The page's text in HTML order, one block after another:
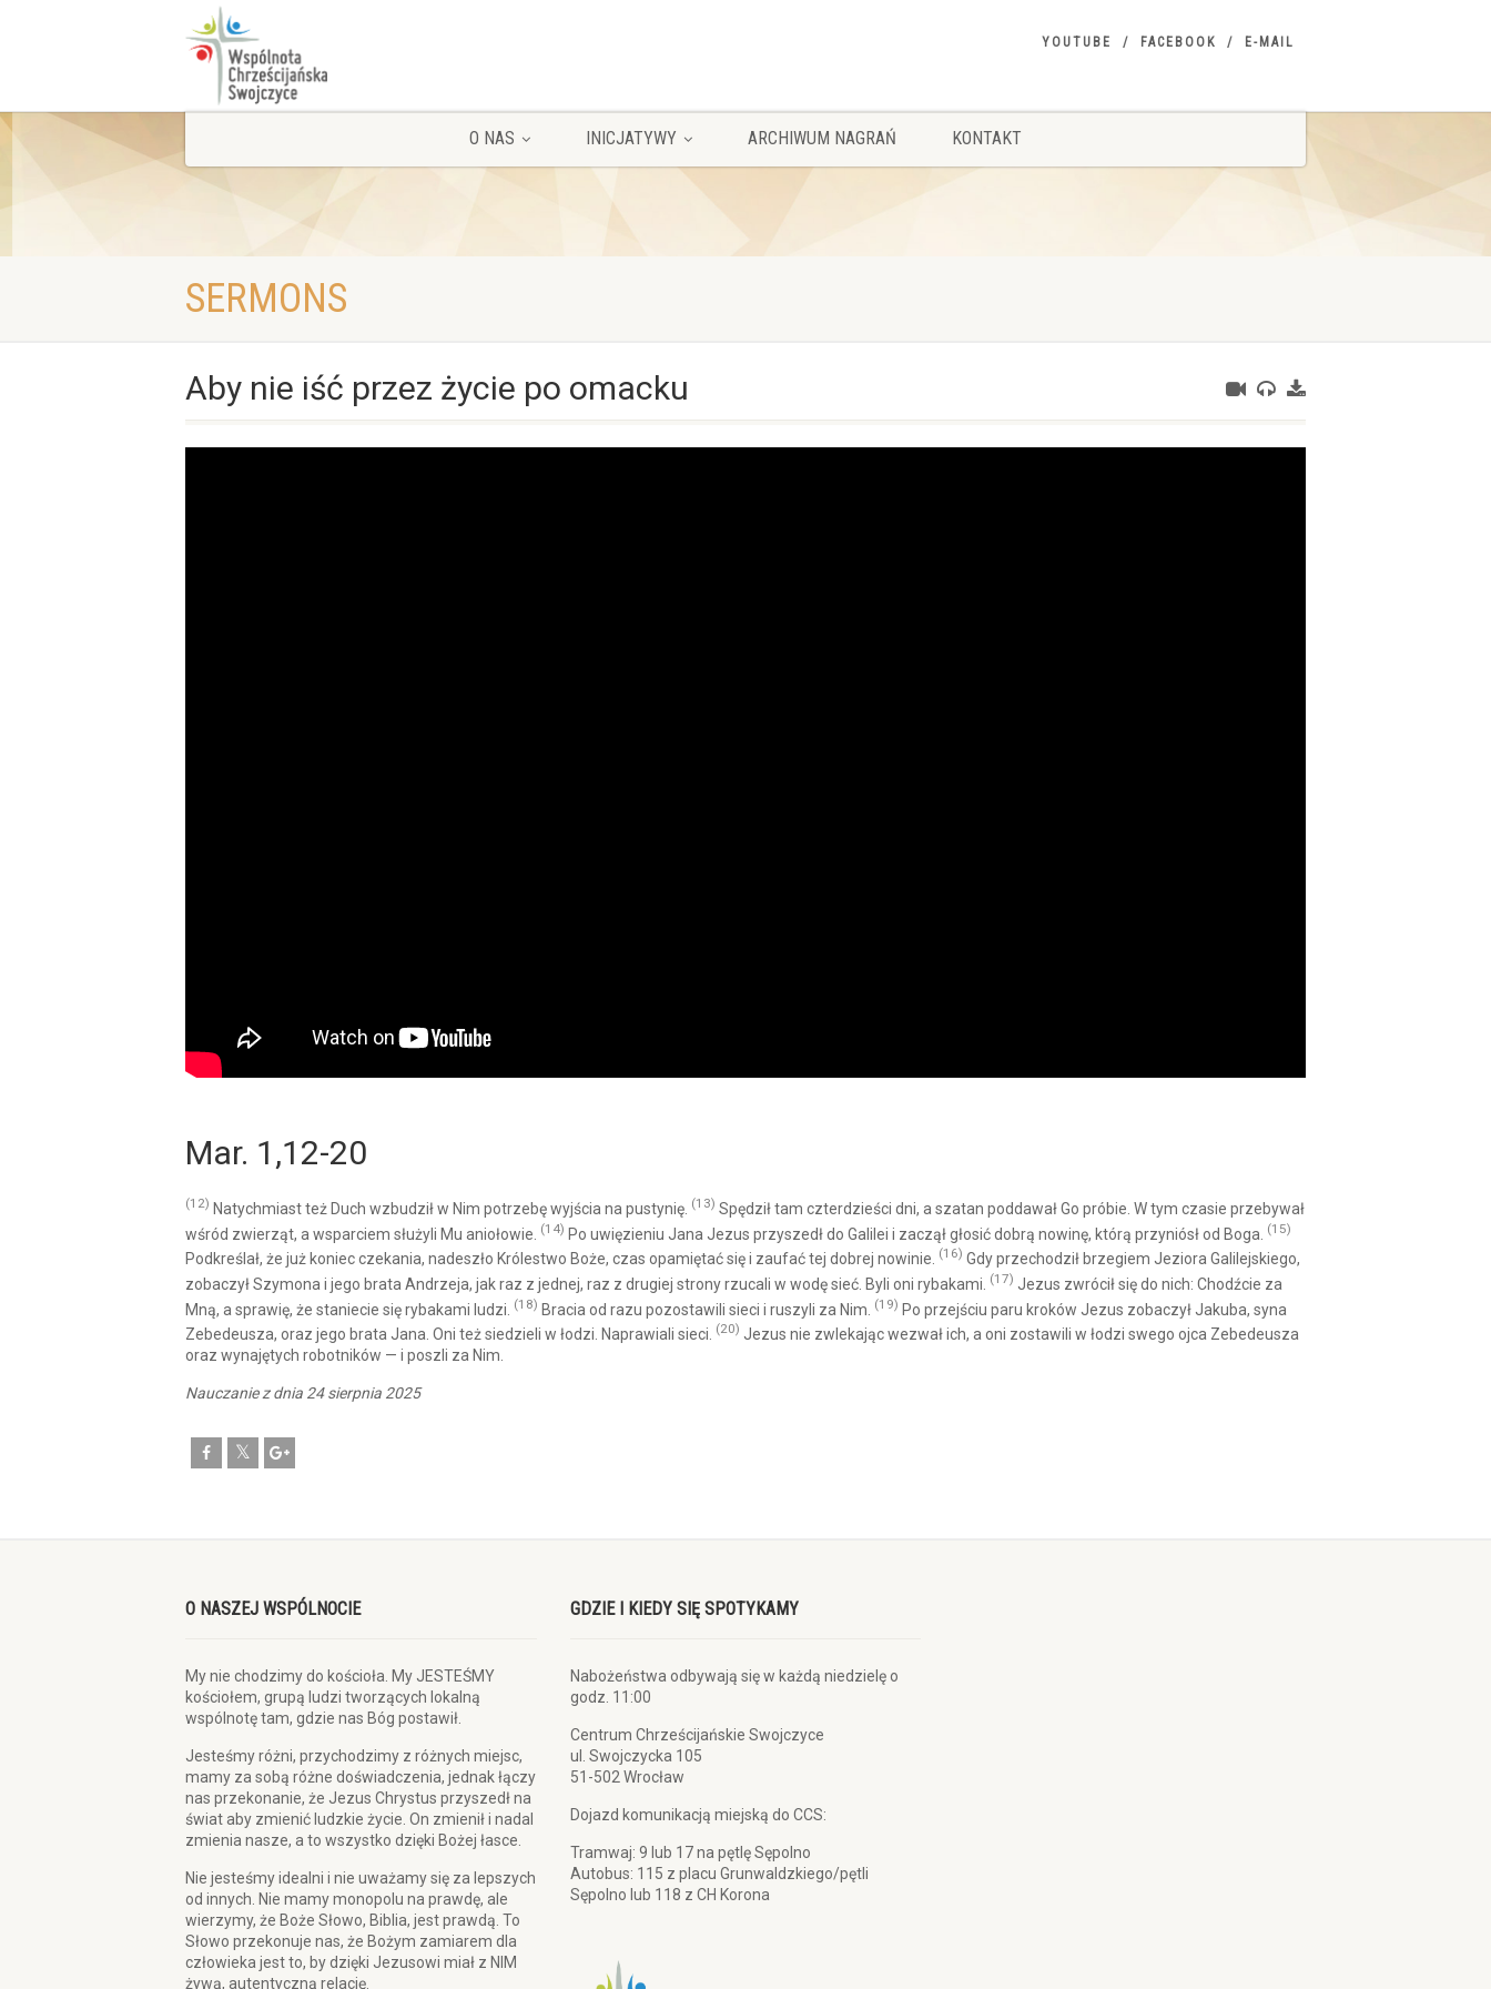
YOUTUBE FACEBOOK E-MAIL
O NAS INICJATYWY ARCHIWUM NAGRAŃ KONTAKT
SERMONS
Aby nie iść przez życie po omacku
Mar. 1,12-20
(12) Natychmiast też Duch wzbudził w Nim potrzebę wyjścia na pustynię. (13) Spędził tam czterdzieści dni, a szatan poddawał Go próbie. W tym czasie przebywał
wśród zwierząt, a wsparciem służyli Mu aniołowie. (14) Po uwięzieniu Jana Jezus przyszedł do Galilei i zaczął głosić dobrą nowinę, którą przyniósł od Boga. (15)
Podkreślał, że już koniec czekania, nadeszło Królestwo Boże, czas opamiętać się i zaufać tej dobrej nowinie. (16) Gdy przechodził brzegiem Jeziora Galilejskiego,
zobaczył Szymona i jego brata Andrzeja, jak raz z jednej, raz z drugiej strony rzucali w wodę sieć. Byli oni rybakami. (17) Jezus zwrócił się do nich: Chodźcie za
Mną, a sprawię, że staniecie się rybakami ludzi. (18) Bracia od razu pozostawili sieci i ruszyli za Nim. (19) Po przejściu paru kroków Jezus zobaczył Jakuba, syna
Zebedeusza, oraz jego brata Jana. Oni też siedzieli w łodzi. Naprawiali sieci. (20) Jezus nie zwlekając wezwał ich, a oni zostawili w łodzi swego ojca Zebedeusza
oraz wynajętych robotników — i poszli za Nim.
Nauczanie z dnia 24 sierpnia 2025
O NASZEJ WSPÓLNOCIE
My nie chodzimy do kościoła. My JESTEŚMY
kościołem, grupą ludzi tworzących lokalną
wspólnotę tam, gdzie nas Bóg postawił.
Jesteśmy różni, przychodzimy z różnych miejsc,
mamy za sobą różne doświadczenia, jednak łączy
nas przekonanie, że Jezus Chrystus przyszedł na
świat aby zmienić ludzkie życie. On zmienił i nadal
zmienia nasze, a to wszystko dzięki Bożej łasce.
Nie jesteśmy idealni i nie uważamy się za lepszych
od innych. Nie mamy monopolu na prawdę, ale
wierzymy, że Boże Słowo, Biblia, jest prawdą. To
Słowo przekonuje nas, że Bożym zamiarem dla
człowieka jest to, by dzięki Jezusowi miał z NIM
żywą, autentyczną relację.
GDZIE I KIEDY SIĘ SPOTYKAMY
Nabożeństwa odbywają się w każdą niedzielę o
godz. 11:00
Centrum Chrześcijańskie Swojczyce
ul. Swojczycka 105
51-502 Wrocław
Dojazd komunikacją miejską do CCS:
Tramwaj: 9 lub 17 na pętlę Sępolno
Autobus: 115 z placu Grunwaldzkiego/pętli
Sępolno lub 118 z CH Korona